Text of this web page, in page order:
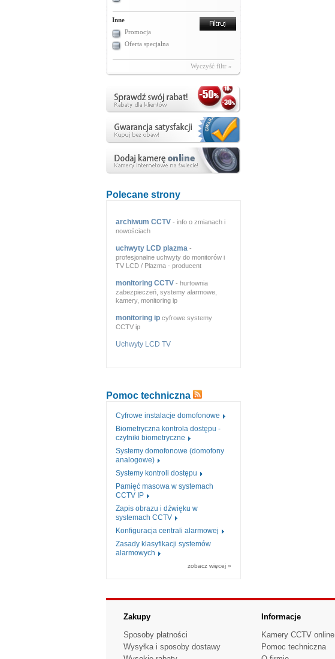
Inne
Promocja
Oferta specjalna
Wyczyść filtr »
Polecane strony
archiwum CCTV - info o zmianach i
nowościach
uchwyty LCD plazma -
profesjonalne uchwyty do monitorów i
TV LCD / Plazma - producent
monitoring CCTV - hurtownia
zabezpieczeń, systemy alarmowe,
kamery, monitoring ip
monitoring ip cyfrowe systemy
CCTV ip
Uchwyty LCD TV
Pomoc techniczna
Cyfrowe instalacje domofonowe
Biometryczna kontrola dostępu -
czytniki biometryczne
Systemy domofonowe (domofony
analogowe)
Systemy kontroli dostępu
Pamięć masowa w systemach
CCTV IP
Zapis obrazu i dźwięku w
systemach CCTV
Konfiguracja centrali alarmowej
Zasady klasyfikacji systemów
alarmowych
zobacz więcej »
Zakupy
Sposoby płatności
Wysyłka i sposoby dostawy
Informacje
Kamery CCTV online
Pomoc techniczna